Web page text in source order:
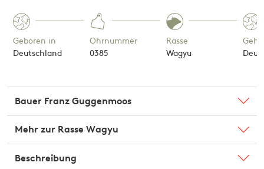
Geboren in
Deutschland
Ohrnummer
0385
Rasse
Wagyu
Bauer Franz Guggenmoos
Inmitten artenreicher und farbenfroher
Bergwiesen lebt die Familie
Guggenmoos mit ihren glücklichen
Mehr zur Rasse Wagyu
Wagyū ist eine hochexklusive und
Beschreibung